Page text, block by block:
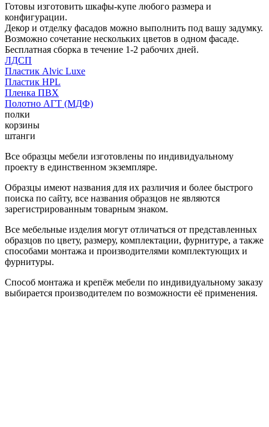
Готовы изготовить шкафы-купе любого размера и
конфигурации.
Декор и отделку фасадов можно выполнить под вашу задумку.
Возможно сочетание нескольких цветов в одном фасаде.
Бесплатная сборка в течение 1-2 рабочих дней.
ЛДСП
Пластик Alvic Luxe
Пластик HPL
Пленка ПВХ
Полотно АГТ (МДФ)
полки
корзины
штанги
Все образцы мебели изготовлены по индивидуальному
проекту в единственном экземпляре.
Образцы имеют названия для их различия и более быстрого
поиска по сайту, все названия образцов не являются
зарегистрированным товарным знаком.
Все мебельные изделия могут отличаться от представленных
образцов по цвету, размеру, комплектации, фурнитуре, а также
способами монтажа и производителями комплектующих и
фурнитуры.
Способ монтажа и крепёж мебели по индивидуальному заказу
выбирается производителем по возможности её применения.